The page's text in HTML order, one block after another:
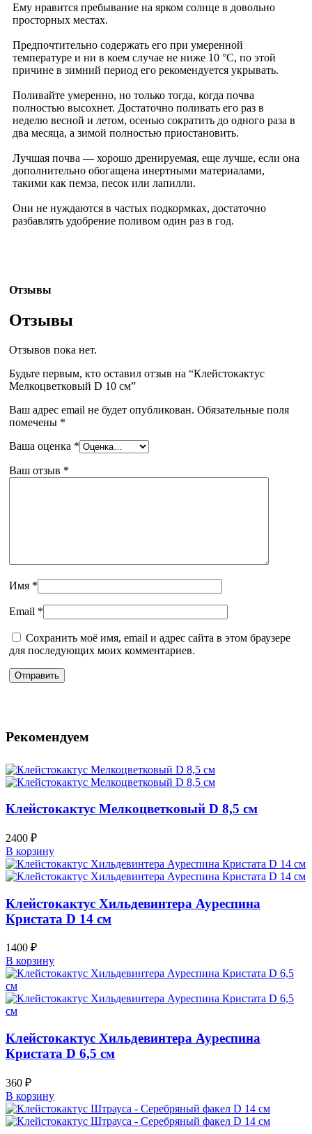
Ему нравится пребывание на ярком солнце в довольно
просторных местах.
Предпочтительно содержать его при умеренной
температуре и ни в коем случае не ниже 10 °C, по этой
причине в зимний период его рекомендуется укрывать.
Поливайте умеренно, но только тогда, когда почва
полностью высохнет. Достаточно поливать его раз в
неделю весной и летом, осенью сократить до одного раза в
два месяца, а зимой полностью приостановить.
Лучшая почва — хорошо дренируемая, еще лучше, если она
дополнительно обогащена инертными материалами,
такими как пемза, песок или лапилли.
Они не нуждаются в частых подкормках, достаточно
разбавлять удобрение поливом один раз в год.
Отзывы
Отзывы
Отзывов пока нет.
Будьте первым, кто оставил отзыв на “Клейстокактус
Мелкоцветковый D 10 см”
Ваш адрес email не будет опубликован. Обязательные поля
помечены *
Ваша оценка *
Ваш отзыв *
Имя *
Email *
Сохранить моё имя, email и адрес сайта в этом браузере
для последующих моих комментариев.
Рекомендуем
Клейстокактус Мелкоцветковый D 8,5 см
2400 ₽
В корзину
Клейстокактус Хильдевинтера Ауреспина
Кристата D 14 см
1400 ₽
В корзину
Клейстокактус Хильдевинтера Ауреспина
Кристата D 6,5 см
360 ₽
В корзину